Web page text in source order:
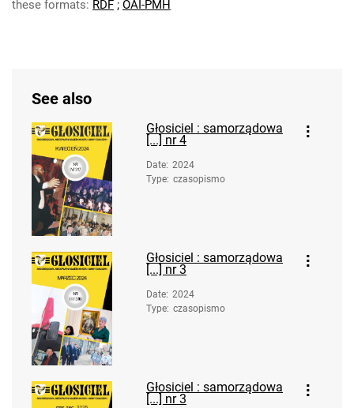
these formats: RDF ; OAI-PMH
See also
Głosiciel : samorządowa
[...] nr 4
Date: 2024
Type: czasopismo
Głosiciel : samorządowa
[...] nr 3
Date: 2024
Type: czasopismo
Głosiciel : samorządowa
[...] nr 3